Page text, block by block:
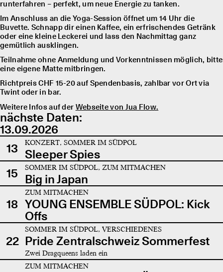
runterfahren – perfekt, um neue Energie zu tanken.
Im Anschluss an die Yoga-Session öffnet um 14 Uhr die
Buvette. Schnapp dir einen Kaffee, ein erfrischendes Getränk
oder eine kleine Leckerei und lass den Nachmittag ganz
gemütlich ausklingen.
Teilnahme ohne Anmeldung und Vorkenntnissen möglich, bitte
eine eigene Matte mitbringen.
Richtpreis CHF 15-20 auf Spendenbasis, zahlbar vor Ort via
Twint oder in bar.
Weitere Infos auf der Webseite von Jua Flow.
nächste Daten:
13.09.2026
13
KONZERT, SOMMER IM SÜDPOL
Sleeper Spies
15
SOMMER IM SÜDPOL, ZUM MITMACHEN
Big in Japan
18
ZUM MITMACHEN
YOUNG ENSEMBLE SÜDPOL: Kick
Offs
22
SOMMER IM SÜDPOL, VERSCHIEDENES
Pride Zentralschweiz Sommerfest
Zwei Dragqueens laden ein
ZUM MITMACHEN